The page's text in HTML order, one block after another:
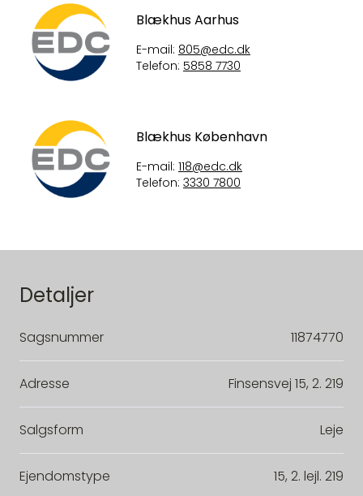
Blækhus Aarhus
E-mail: 805@edc.dk
Telefon: 5858 7730
Blækhus København
E-mail: 118@edc.dk
Telefon: 3330 7800
Detaljer
Sagsnummer 11874770
Adresse Finsensvej 15, 2. 219
Salgsform Leje
Ejendomstype 15, 2. lejl. 219